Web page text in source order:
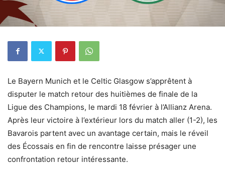
Le Bayern Munich et le Celtic Glasgow s’apprêtent à
disputer le match retour des huitièmes de finale de la
Ligue des Champions, le mardi 18 février à l’Allianz Arena.
Après leur victoire à l’extérieur lors du match aller (1-2), les
Bavarois partent avec un avantage certain, mais le réveil
des Écossais en fin de rencontre laisse présager une
confrontation retour intéressante.